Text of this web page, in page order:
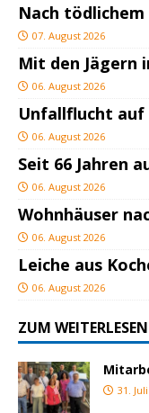
Nach
07. August 2026
Mit den Jägern
06. August 2026
Unfallflucht
06. August 2026
Seit 66 Jahren
06. August 2026
Wohnhäuser
06. August 2026
Leiche aus
06. August 2026
ZUM
31.